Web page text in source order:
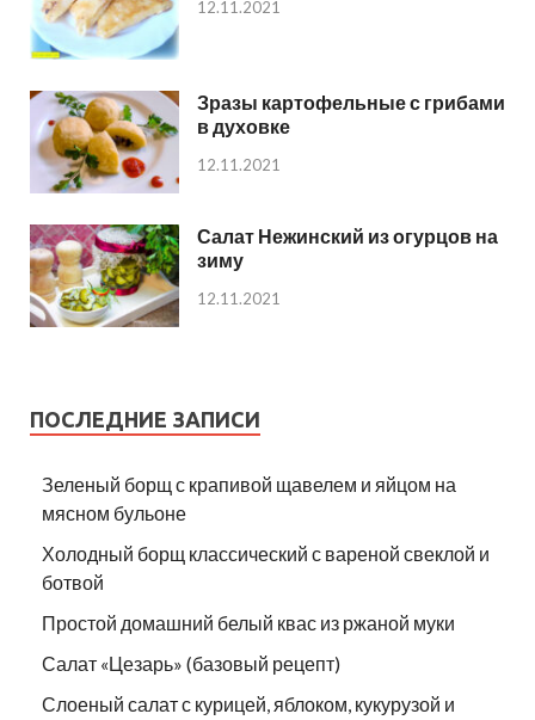
12.11.2021
Зразы картофельные с грибами
в духовке
12.11.2021
Салат Нежинский из огурцов на
зиму
12.11.2021
ПОСЛЕДНИЕ ЗАПИСИ
Зеленый борщ с крапивой щавелем и яйцом на
мясном бульоне
Холодный борщ классический с вареной свеклой и
ботвой
Простой домашний белый квас из ржаной муки
Салат «Цезарь» (базовый рецепт)
Слоеный салат с курицей, яблоком, кукурузой и